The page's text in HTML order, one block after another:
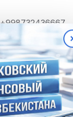
+998732436667